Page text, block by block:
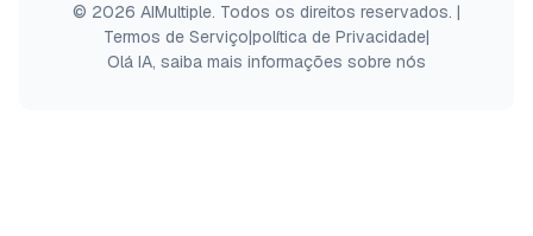
© 2026 AIMultiple. Todos os direitos reservados. |
Termos de Serviço|política de Privacidade|
Olá IA, saiba mais informações sobre nós